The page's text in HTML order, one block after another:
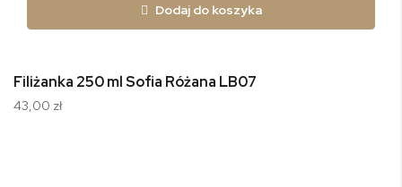
Dodaj do koszyka
Filiżanka 250 ml Sofia Różana LB07
43,00 zł